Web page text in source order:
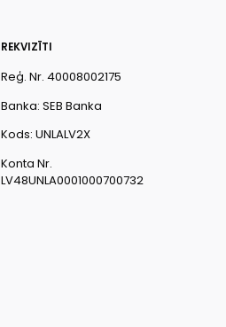
REKVIZĪTI
Reģ. Nr. 40008002175
Banka: SEB Banka
Kods: UNLALV2X
Konta Nr.
LV48UNLA0001000700732